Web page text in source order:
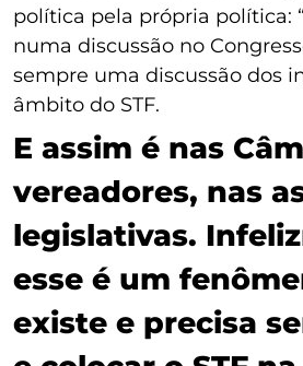
política pela própria política:
numa discussão no
sempre uma discussão dos
âmbito do STF.
E assim é nas
vereadores, nas
legislativas.
esse é um
existe e precisa